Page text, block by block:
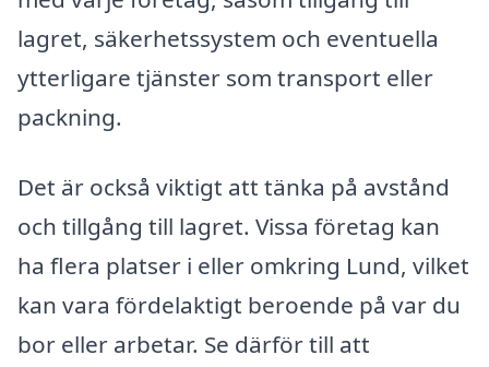
lagret, säkerhetssystem och eventuella
ytterligare tjänster som transport eller
packning.
Det är också viktigt att tänka på avstånd
och tillgång till lagret. Vissa företag kan
ha flera platser i eller omkring Lund, vilket
kan vara fördelaktigt beroende på var du
bor eller arbetar. Se därför till att